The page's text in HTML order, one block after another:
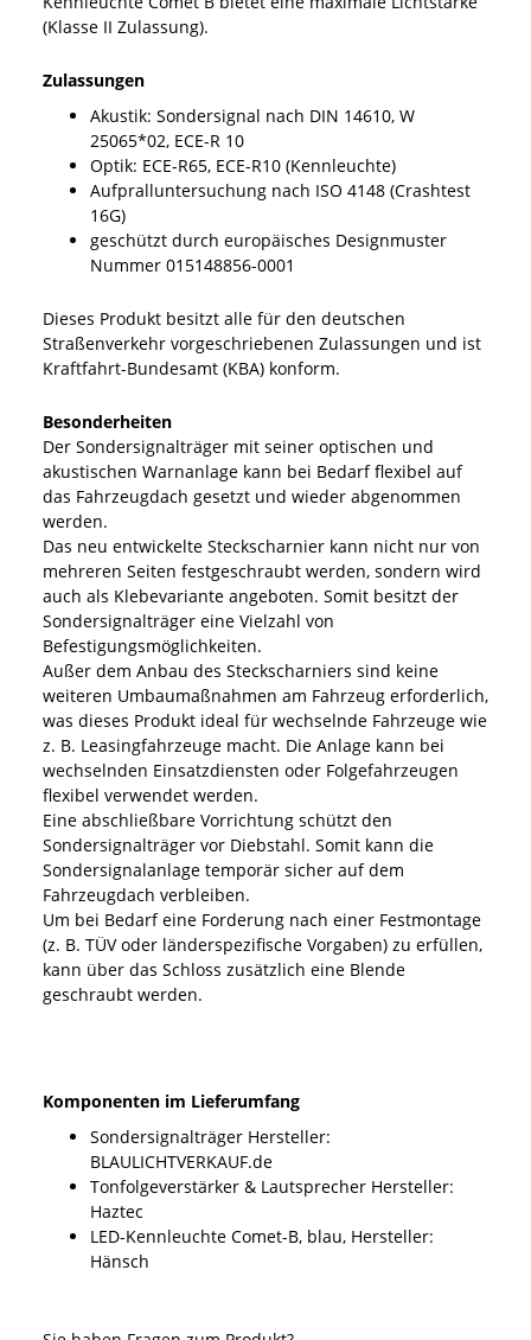
(Klasse II Zulassung).
Zulassungen
Akustik: Sondersignal nach DIN 14610, W
25065*02, ECE-R 10
Optik: ECE-R65, ECE-R10 (Kennleuchte)
Aufpralluntersuchung nach ISO 4148 (Crashtest
16G)
geschützt durch europäisches Designmuster
Nummer 015148856-0001
Dieses Produkt besitzt alle für den deutschen
Straßenverkehr vorgeschriebenen Zulassungen und ist
Kraftfahrt-Bundesamt (KBA) konform.
Besonderheiten
Der Sondersignalträger mit seiner optischen und
akustischen Warnanlage kann bei Bedarf flexibel auf
das Fahrzeugdach gesetzt und wieder abgenommen
werden.
Das neu entwickelte Steckscharnier kann nicht nur von
mehreren Seiten festgeschraubt werden, sondern wird
auch als Klebevariante angeboten. Somit besitzt der
Sondersignalträger eine Vielzahl von
Befestigungsmöglichkeiten.
Außer dem Anbau des Steckscharniers sind keine
weiteren Umbaumaßnahmen am Fahrzeug erforderlich,
was dieses Produkt ideal für wechselnde Fahrzeuge wie
z. B. Leasingfahrzeuge macht. Die Anlage kann bei
wechselnden Einsatzdiensten oder Folgefahrzeugen
flexibel verwendet werden.
Eine abschließbare Vorrichtung schützt den
Sondersignalträger vor Diebstahl. Somit kann die
Sondersignalanlage temporär sicher auf dem
Fahrzeugdach verbleiben.
Um bei Bedarf eine Forderung nach einer Festmontage
(z. B. TÜV oder länderspezifische Vorgaben) zu erfüllen,
kann über das Schloss zusätzlich eine Blende
geschraubt werden.
Komponenten im Lieferumfang
Sondersignalträger Hersteller:
BLAULICHTVERKAUF.de
Tonfolgeverstärker & Lautsprecher Hersteller:
Haztec
LED-Kennleuchte Comet-B, blau, Hersteller:
Hänsch